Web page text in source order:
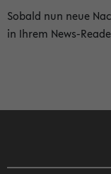
Sobald nun neue
in Ihrem News-